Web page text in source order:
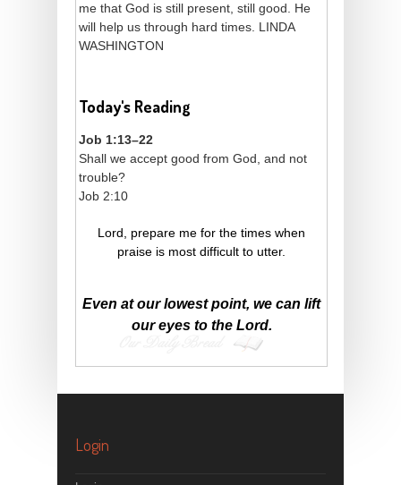
me that God is still present, still good. He
will help us through hard times. LINDA
WASHINGTON
Today's Reading
Job 1:13–22
Shall we accept good from God, and not
trouble?
Job 2:10
Lord, prepare me for the times when
praise is most difficult to utter.
Even at our lowest point, we can lift
our eyes to the Lord.
Login